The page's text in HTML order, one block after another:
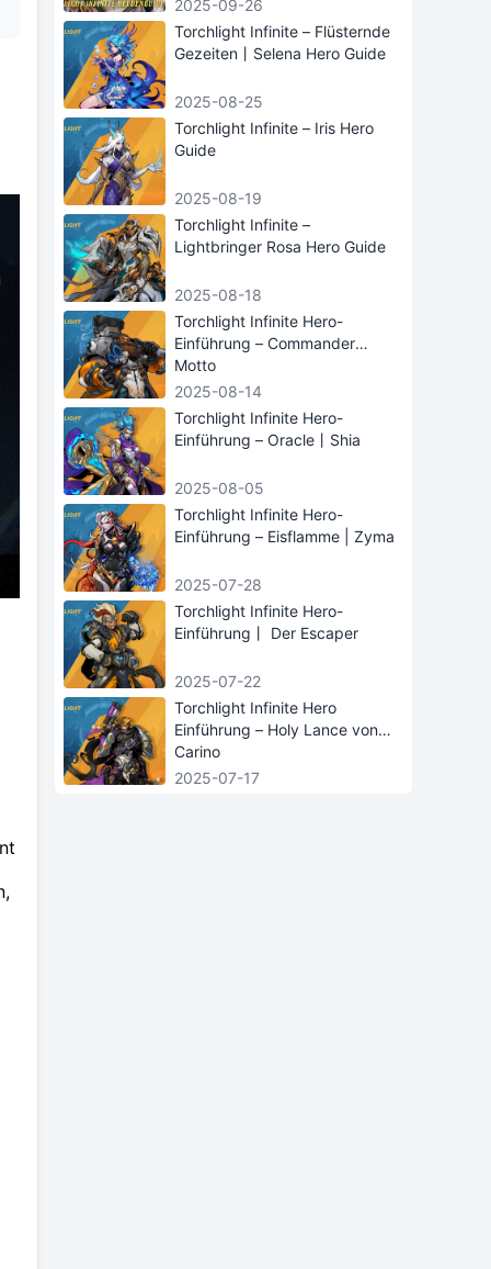
2025-09-26
Torchlight Infinite – Flüsternde
Gezeiten丨Selena Hero Guide
2025-08-25
Torchlight Infinite – Iris Hero
Guide
2025-08-19
Torchlight Infinite –
Lightbringer Rosa Hero Guide
2025-08-18
Torchlight Infinite Hero-
Einführung – Commander
Motto
2025-08-14
Torchlight Infinite Hero-
Einführung – Oracle丨Shia
2025-08-05
Torchlight Infinite Hero-
Einführung – Eisflamme | Zyma
2025-07-28
Torchlight Infinite Hero-
Einführung丨 Der Escaper
2025-07-22
Torchlight Infinite Hero
Einführung – Holy Lance von
Carino
2025-07-17